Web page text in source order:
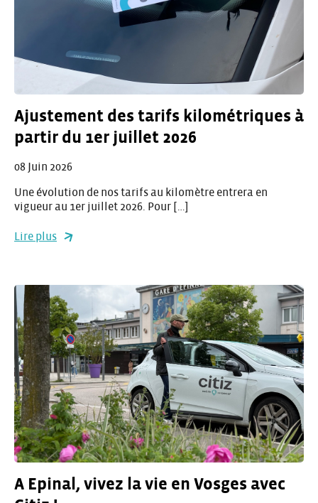
Ajustement des tarifs kilométriques à
partir du 1er juillet 2026
08 Juin 2026
Une évolution de nos tarifs au kilomètre entrera en
vigueur au 1er juillet 2026. Pour […]
Lire plus
A Epinal, vivez la vie en Vosges avec